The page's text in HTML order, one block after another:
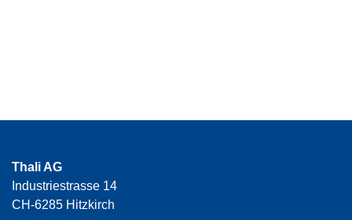
Thali AG
Industriestrasse 14
CH-6285 Hitzkirch